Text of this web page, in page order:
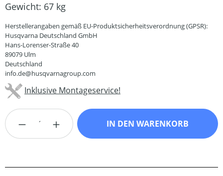
Gewicht: 67 kg
Herstellerangaben gemäß EU-Produktsicherheitsverordnung (GPSR):
Husqvarna Deutschland GmbH
Hans-Lorenser-Straße 40
89079 Ulm
Deutschland
info.de@husqvarnagroup.com
Inklusive Montageservice!
Produkt Anzahl: Gib den gewünschten
IN DEN WARENKORB